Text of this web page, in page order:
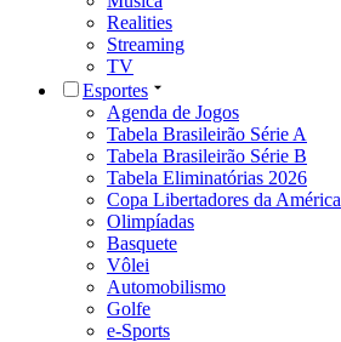
Realities
Streaming
TV
Esportes
Agenda de Jogos
Tabela Brasileirão Série A
Tabela Brasileirão Série B
Tabela Eliminatórias 2026
Copa Libertadores da América
Olimpíadas
Basquete
Vôlei
Automobilismo
Golfe
e-Sports